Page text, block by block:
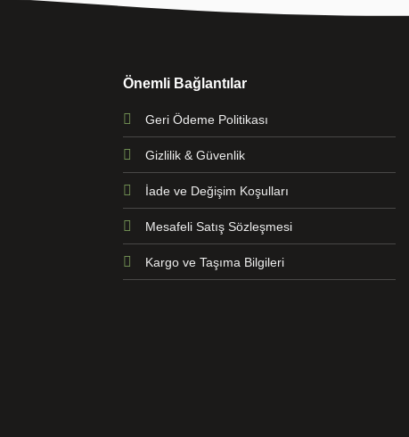
Önemli Bağlantılar
Geri Ödeme Politikası
Gizlilik & Güvenlik
İade ve Değişim Koşulları
Mesafeli Satış Sözleşmesi
Kargo ve Taşıma Bilgileri